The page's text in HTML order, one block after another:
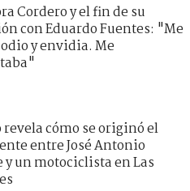
Cordero y el fin de su
con Eduardo Fuentes: "Me
y envidia. Me
revela cómo se originó el
entre José Antonio
y un motociclista en Las